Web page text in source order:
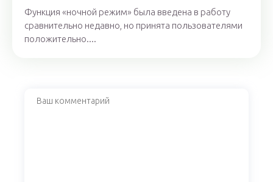
Функция «ночной режим» была введена в работу
сравнительно недавно, но принята пользователями
положительно....